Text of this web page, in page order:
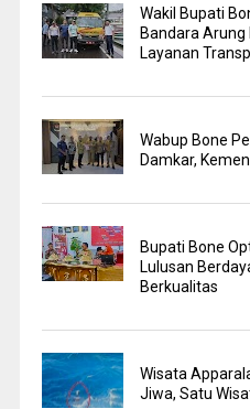
Wakil Bupati
Bandara
Layanan
Wabup Bone
Damkar,
Bupati Bone
Lulusan
Berkualitas
Wisata
Jiwa, Satu